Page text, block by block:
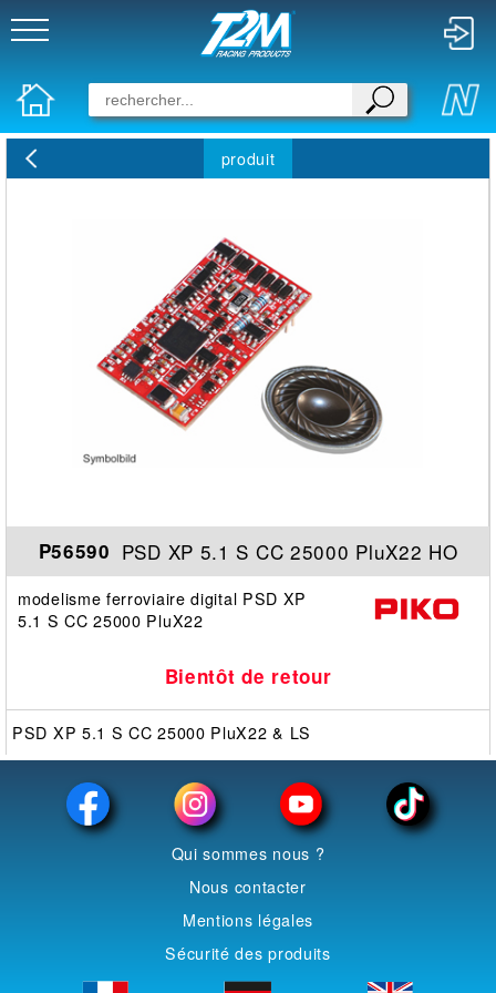
produit
P56590 PSD XP 5.1 S CC 25000 PluX22 HO
modelisme ferroviaire digital PSD XP
5.1 S CC 25000 PluX22
Bientôt de retour
PSD XP 5.1 S CC 25000 PluX22 & LS
Qui sommes nous ?
Nous contacter
Mentions légales
Sécurité des produits